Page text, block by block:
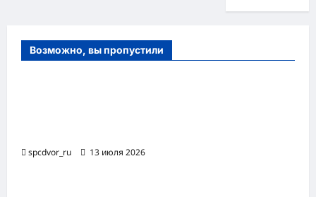
Возможно, вы пропустили
spcdvor_ru 13 июля 2026